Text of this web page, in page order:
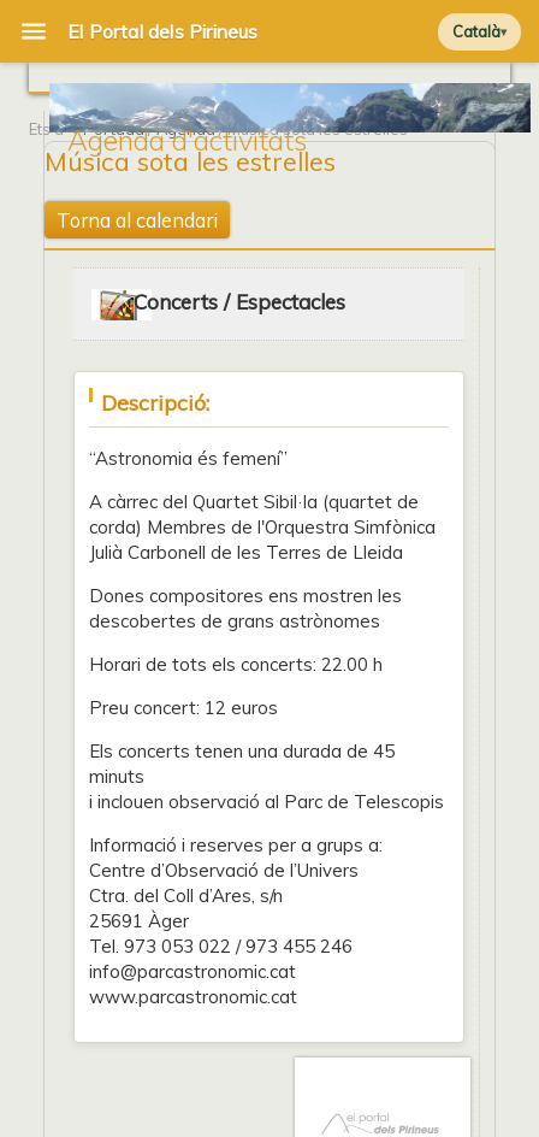
Català
Agenda d'activitats
Ets a Portada/Agenda/ Música sota les estrelles
Música sota les estrelles
Torna al calendari
Concerts / Espectacles
Descripció:
“Astronomia és femení”
A càrrec del Quartet Sibil·la (quartet de
corda) Membres de l'Orquestra Simfònica
Julià Carbonell de les Terres de Lleida
Dones compositores ens mostren les
descobertes de grans astrònomes
Horari de tots els concerts: 22.00 h
Preu concert: 12 euros
Els concerts tenen una durada de 45
minuts
i inclouen observació al Parc de Telescopis
Informació i reserves per a grups a:
Centre d’Observació de l’Univers
Ctra. del Coll d’Ares, s/n
25691 Àger
Tel. 973 053 022 / 973 455 246
info@parcastronomic.cat
www.parcastronomic.cat